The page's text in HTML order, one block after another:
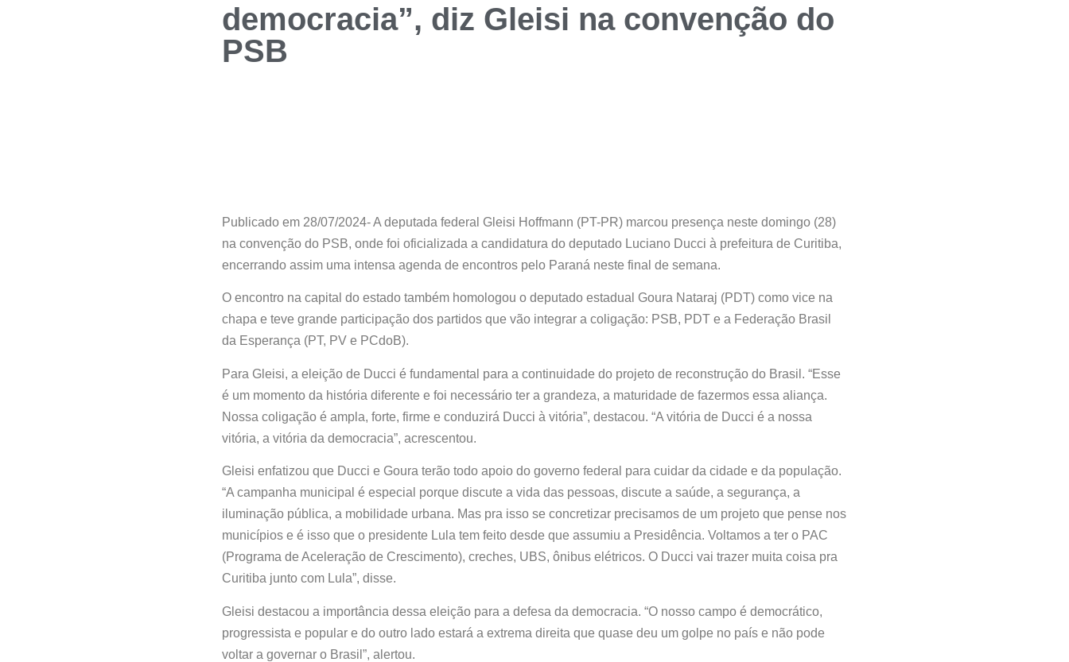
democracia”, diz Gleisi na convenção do
PSB
Publicado em 28/07/2024- A deputada federal Gleisi Hoffmann (PT-PR) marcou presença neste domingo (28)
na convenção do PSB, onde foi oficializada a candidatura do deputado Luciano Ducci à prefeitura de Curitiba,
encerrando assim uma intensa agenda de encontros pelo Paraná neste final de semana.
O encontro na capital do estado também homologou o deputado estadual Goura Nataraj (PDT) como vice na
chapa e teve grande participação dos partidos que vão integrar a coligação: PSB, PDT e a Federação Brasil
da Esperança (PT, PV e PCdoB).
Para Gleisi, a eleição de Ducci é fundamental para a continuidade do projeto de reconstrução do Brasil. “Esse
é um momento da história diferente e foi necessário ter a grandeza, a maturidade de fazermos essa aliança.
Nossa coligação é ampla, forte, firme e conduzirá Ducci à vitória”, destacou. “A vitória de Ducci é a nossa
vitória, a vitória da democracia”, acrescentou.
Gleisi enfatizou que Ducci e Goura terão todo apoio do governo federal para cuidar da cidade e da população.
“A campanha municipal é especial porque discute a vida das pessoas, discute a saúde, a segurança, a
iluminação pública, a mobilidade urbana. Mas pra isso se concretizar precisamos de um projeto que pense nos
municípios e é isso que o presidente Lula tem feito desde que assumiu a Presidência. Voltamos a ter o PAC
(Programa de Aceleração de Crescimento), creches, UBS, ônibus elétricos. O Ducci vai trazer muita coisa pra
Curitiba junto com Lula”, disse.
Gleisi destacou a importância dessa eleição para a defesa da democracia. “O nosso campo é democrático,
progressista e popular e do outro lado estará a extrema direita que quase deu um golpe no país e não pode
voltar a governar o Brasil”, alertou.